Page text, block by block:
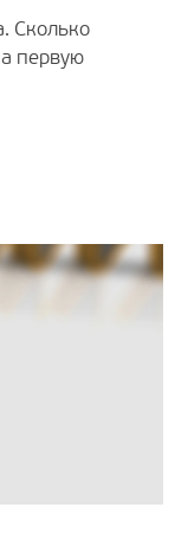
Сколько
первую